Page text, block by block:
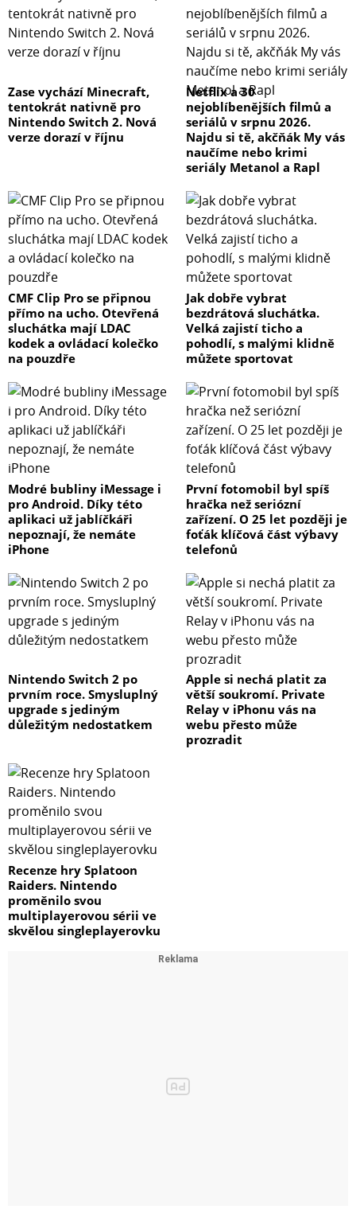
Zase vychází Minecraft,
tentokrát nativně pro
Nintendo Switch 2. Nová
verze dorazí v říjnu
Netflix a 30
nejoblíbenějších filmů a
seriálů v srpnu 2026.
Najdu si tě, akčňák My vás
naučíme nebo krimi
seriály Metanol a Rapl
CMF Clip Pro se připnou
přímo na ucho. Otevřená
sluchátka mají LDAC
kodek a ovládací kolečko
na pouzdře
Jak dobře vybrat
bezdrátová sluchátka.
Velká zajistí ticho a
pohodlí, s malými klidně
můžete sportovat
Modré bubliny iMessage i
pro Android. Díky této
aplikaci už jablíčkáři
nepoznají, že nemáte
iPhone
První fotomobil byl spíš
hračka než seriózní
zařízení. O 25 let později je
foťák klíčová část výbavy
telefonů
Nintendo Switch 2 po
prvním roce. Smysluplný
upgrade s jediným
důležitým nedostatkem
Apple si nechá platit za
větší soukromí. Private
Relay v iPhonu vás na
webu přesto může
prozradit
Recenze hry Splatoon
Raiders. Nintendo
proměnilo svou
multiplayerovou sérii ve
skvělou singleplayerovku